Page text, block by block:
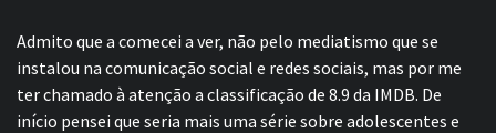
Admito que a comecei a ver, não pelo mediatismo que se
instalou na comunicação social e redes sociais, mas por me
ter chamado à atenção a classificação de 8.9 da IMDB. De
início pensei que seria mais uma série sobre adolescentes e